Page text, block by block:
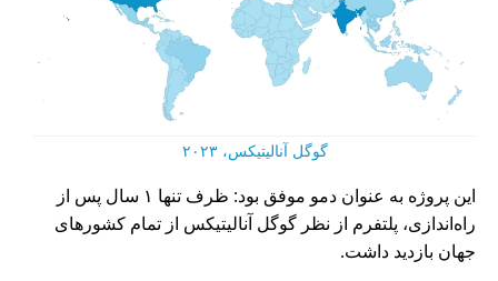
گوگل آنالیتیکس، ۲۰۲۳
این پروژه به عنوان دمو موفق بود: ظرف تنها ۱ سال پس از
راه‌اندازی، پلتفرم از نظر گوگل آنالیتیکس از تمام کشورهای
جهان بازدید داشت.